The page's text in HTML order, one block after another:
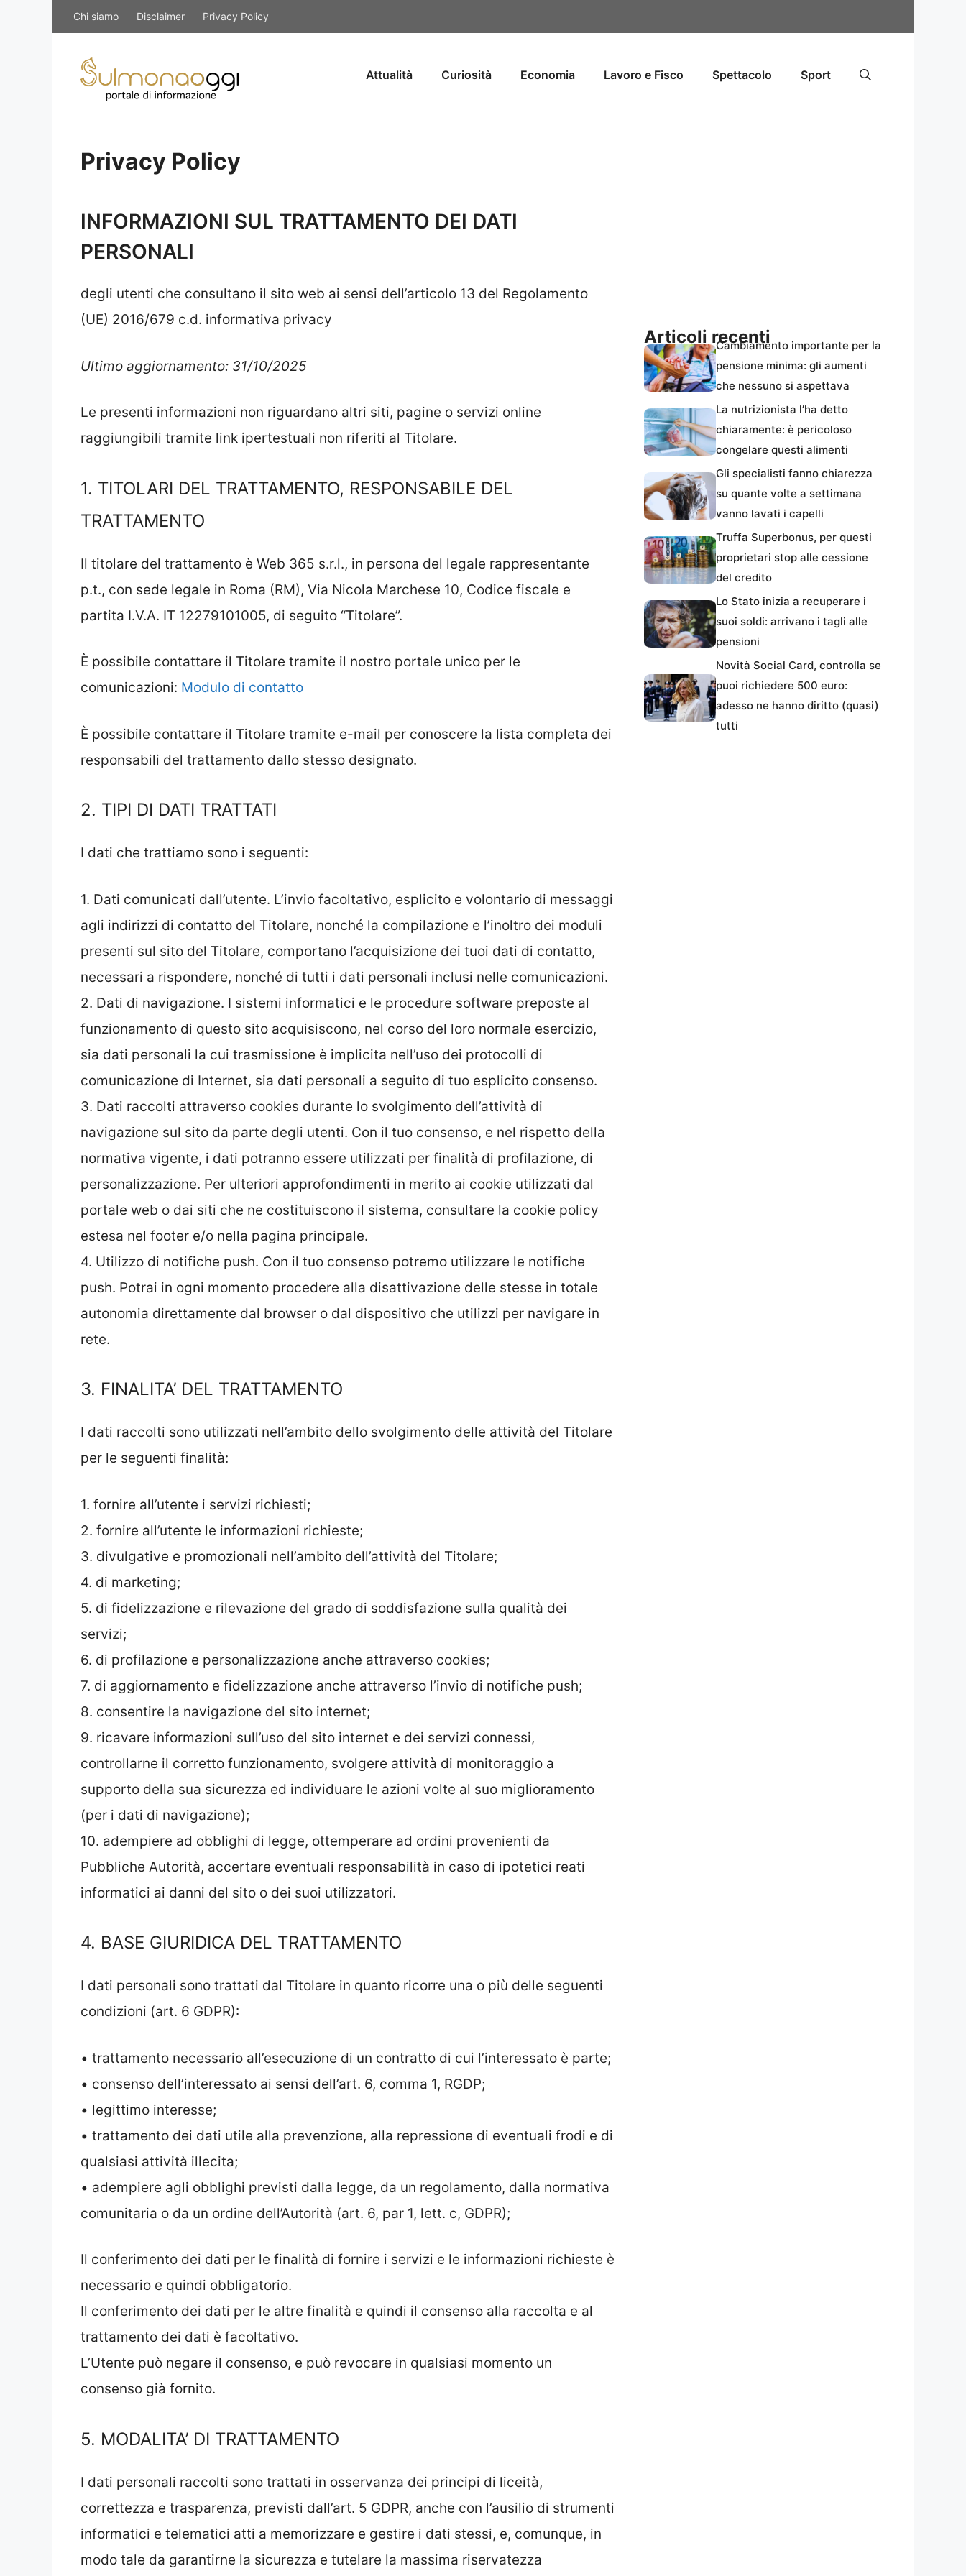
Chi siamo Disclaimer Privacy Policy
Attualità Curiosità Economia Lavoro e Fisco Spettacolo Sport
Privacy Policy
INFORMAZIONI SUL TRATTAMENTO DEI DATI
PERSONALI
degli utenti che consultano il sito web ai sensi dell’articolo 13 del Regolamento
(UE) 2016/679 c.d. informativa privacy
Ultimo aggiornamento: 31/10/2025
Le presenti informazioni non riguardano altri siti, pagine o servizi online
raggiungibili tramite link ipertestuali non riferiti al Titolare.
1. TITOLARI DEL TRATTAMENTO, RESPONSABILE DEL
TRATTAMENTO
Il titolare del trattamento è Web 365 s.r.l., in persona del legale rappresentante
p.t., con sede legale in Roma (RM), Via Nicola Marchese 10, Codice fiscale e
partita I.V.A. IT 12279101005, di seguito “Titolare”.
È possibile contattare il Titolare tramite il nostro portale unico per le
comunicazioni: Modulo di contatto
È possibile contattare il Titolare tramite e-mail per conoscere la lista completa dei
responsabili del trattamento dallo stesso designato.
2. TIPI DI DATI TRATTATI
I dati che trattiamo sono i seguenti:
1. Dati comunicati dall’utente. L’invio facoltativo, esplicito e volontario di messaggi
agli indirizzi di contatto del Titolare, nonché la compilazione e l’inoltro dei moduli
presenti sul sito del Titolare, comportano l’acquisizione dei tuoi dati di contatto,
necessari a rispondere, nonché di tutti i dati personali inclusi nelle comunicazioni.
2. Dati di navigazione. I sistemi informatici e le procedure software preposte al
funzionamento di questo sito acquisiscono, nel corso del loro normale esercizio,
sia dati personali la cui trasmissione è implicita nell’uso dei protocolli di
comunicazione di Internet, sia dati personali a seguito di tuo esplicito consenso.
3. Dati raccolti attraverso cookies durante lo svolgimento dell’attività di
navigazione sul sito da parte degli utenti. Con il tuo consenso, e nel rispetto della
normativa vigente, i dati potranno essere utilizzati per finalità di profilazione, di
personalizzazione. Per ulteriori approfondimenti in merito ai cookie utilizzati dal
portale web o dai siti che ne costituiscono il sistema, consultare la cookie policy
estesa nel footer e/o nella pagina principale.
4. Utilizzo di notifiche push. Con il tuo consenso potremo utilizzare le notifiche
push. Potrai in ogni momento procedere alla disattivazione delle stesse in totale
autonomia direttamente dal browser o dal dispositivo che utilizzi per navigare in
rete.
3. FINALITA’ DEL TRATTAMENTO
I dati raccolti sono utilizzati nell’ambito dello svolgimento delle attività del Titolare
per le seguenti finalità:
1. fornire all’utente i servizi richiesti;
2. fornire all’utente le informazioni richieste;
3. divulgative e promozionali nell’ambito dell’attività del Titolare;
4. di marketing;
5. di fidelizzazione e rilevazione del grado di soddisfazione sulla qualità dei
servizi;
6. di profilazione e personalizzazione anche attraverso cookies;
7. di aggiornamento e fidelizzazione anche attraverso l’invio di notifiche push;
8. consentire la navigazione del sito internet;
9. ricavare informazioni sull’uso del sito internet e dei servizi connessi,
controllarne il corretto funzionamento, svolgere attività di monitoraggio a
supporto della sua sicurezza ed individuare le azioni volte al suo miglioramento
(per i dati di navigazione);
10. adempiere ad obblighi di legge, ottemperare ad ordini provenienti da
Pubbliche Autorità, accertare eventuali responsabilità in caso di ipotetici reati
informatici ai danni del sito o dei suoi utilizzatori.
4. BASE GIURIDICA DEL TRATTAMENTO
I dati personali sono trattati dal Titolare in quanto ricorre una o più delle seguenti
condizioni (art. 6 GDPR):
• trattamento necessario all’esecuzione di un contratto di cui l’interessato è parte;
• consenso dell’interessato ai sensi dell’art. 6, comma 1, RGDP;
• legittimo interesse;
• trattamento dei dati utile alla prevenzione, alla repressione di eventuali frodi e di
qualsiasi attività illecita;
• adempiere agli obblighi previsti dalla legge, da un regolamento, dalla normativa
comunitaria o da un ordine dell’Autorità (art. 6, par 1, lett. c, GDPR);
Il conferimento dei dati per le finalità di fornire i servizi e le informazioni richieste è
necessario e quindi obbligatorio.
Il conferimento dei dati per le altre finalità e quindi il consenso alla raccolta e al
trattamento dei dati è facoltativo.
L’Utente può negare il consenso, e può revocare in qualsiasi momento un
consenso già fornito.
5. MODALITA’ DI TRATTAMENTO
I dati personali raccolti sono trattati in osservanza dei principi di liceità,
correttezza e trasparenza, previsti dall’art. 5 GDPR, anche con l’ausilio di strumenti
informatici e telematici atti a memorizzare e gestire i dati stessi, e, comunque, in
modo tale da garantirne la sicurezza e tutelare la massima riservatezza
Articoli recentiCambiamento importante per la
pensione minima: gli aumenti
che nessuno si aspettava
La nutrizionista l’ha detto
chiaramente: è pericoloso
congelare questi alimenti
Gli specialisti fanno chiarezza
su quante volte a settimana
vanno lavati i capelli
Truffa Superbonus, per questi
proprietari stop alle cessione
del credito
Lo Stato inizia a recuperare i
suoi soldi: arrivano i tagli alle
pensioni
Novità Social Card, controlla se
puoi richiedere 500 euro:
adesso ne hanno diritto (quasi)
tutti